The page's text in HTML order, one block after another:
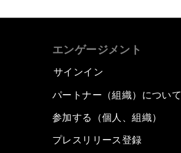
エンゲージメント
サインイン
パートナー（組織）について
参加する（個人、組織）
プレスリリース登録